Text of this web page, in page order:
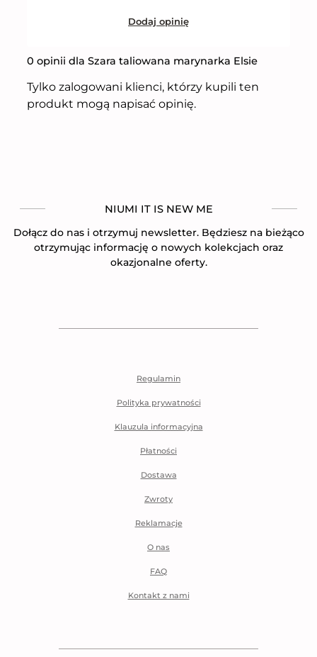
Dodaj opinię
0 opinii dla Szara taliowana marynarka Elsie
Tylko zalogowani klienci, którzy kupili ten
produkt mogą napisać opinię.
NIUMI IT IS NEW ME
Dołącz do nas i otrzymuj newsletter. Będziesz na bieżąco
otrzymując informację o nowych kolekcjach oraz
okazjonalne oferty.
Regulamin
Polityka prywatności
Klauzula informacyjna
Płatności
Dostawa
Zwroty
Reklamacje
O nas
FAQ
Kontakt z nami